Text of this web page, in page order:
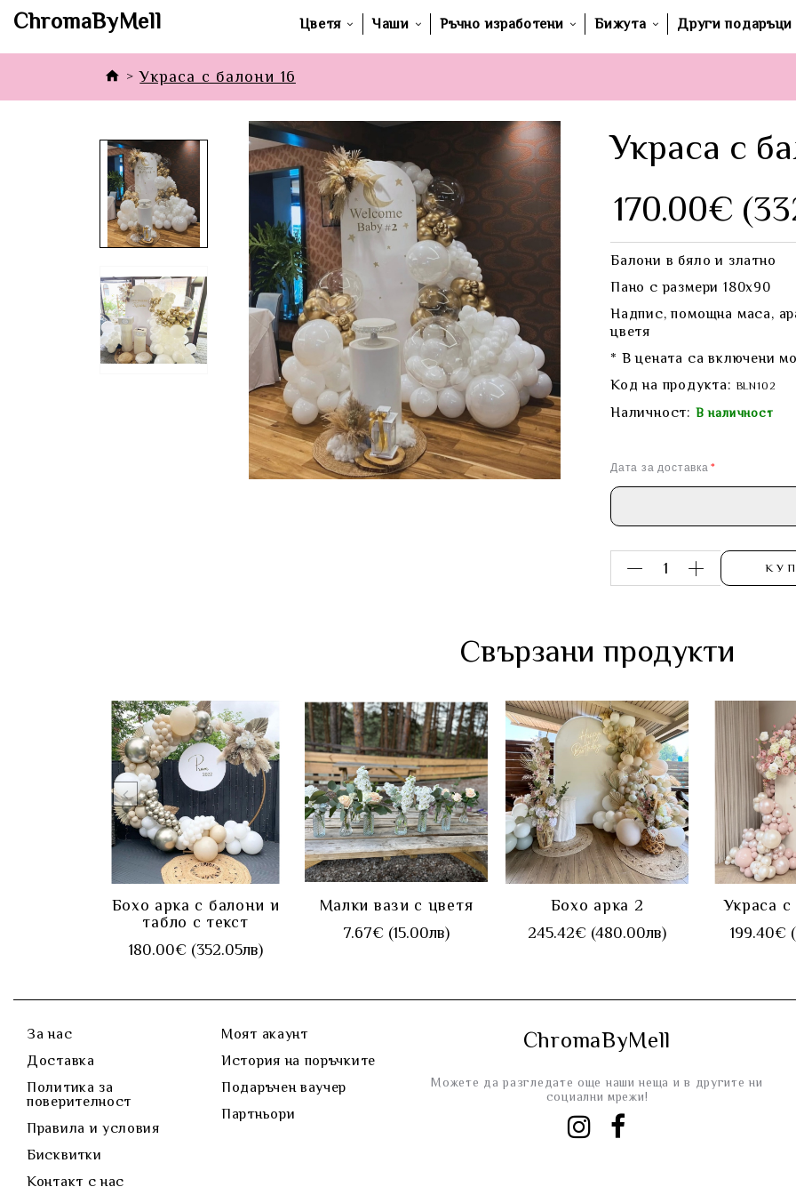
ChromaByMell Цветя Чаши Ръчно изработени Бижута Други подаръци
Украса с балони 16
Украса с
170.00€
Балони в бяло и златно
Пано с размери 180х90
Надпис, помощна маса,
цветя
* В цената са включени
Код на продукта: BLN102
Наличност: В наличност
Дата за доставка
Свързани продукти
Бохо арка с балони и
табло с текст
180.00€ (352.05лв)
КУПИ
Малки вази с цветя
7.67€ (15.00лв)
КУПИ
Бохо арка 2
245.42€ (480.00лв)
КУПИ
Украса с
199.40€
За нас
Доставка
Политика за
поверителност
Правила и условия
Бисквитки
Контакт с нас
Моят акаунт
История на поръчките
Подаръчен ваучер
Партньори
ChromaByMell
Можете да разгледате още наши неща и в другите ни
социални мрежи!